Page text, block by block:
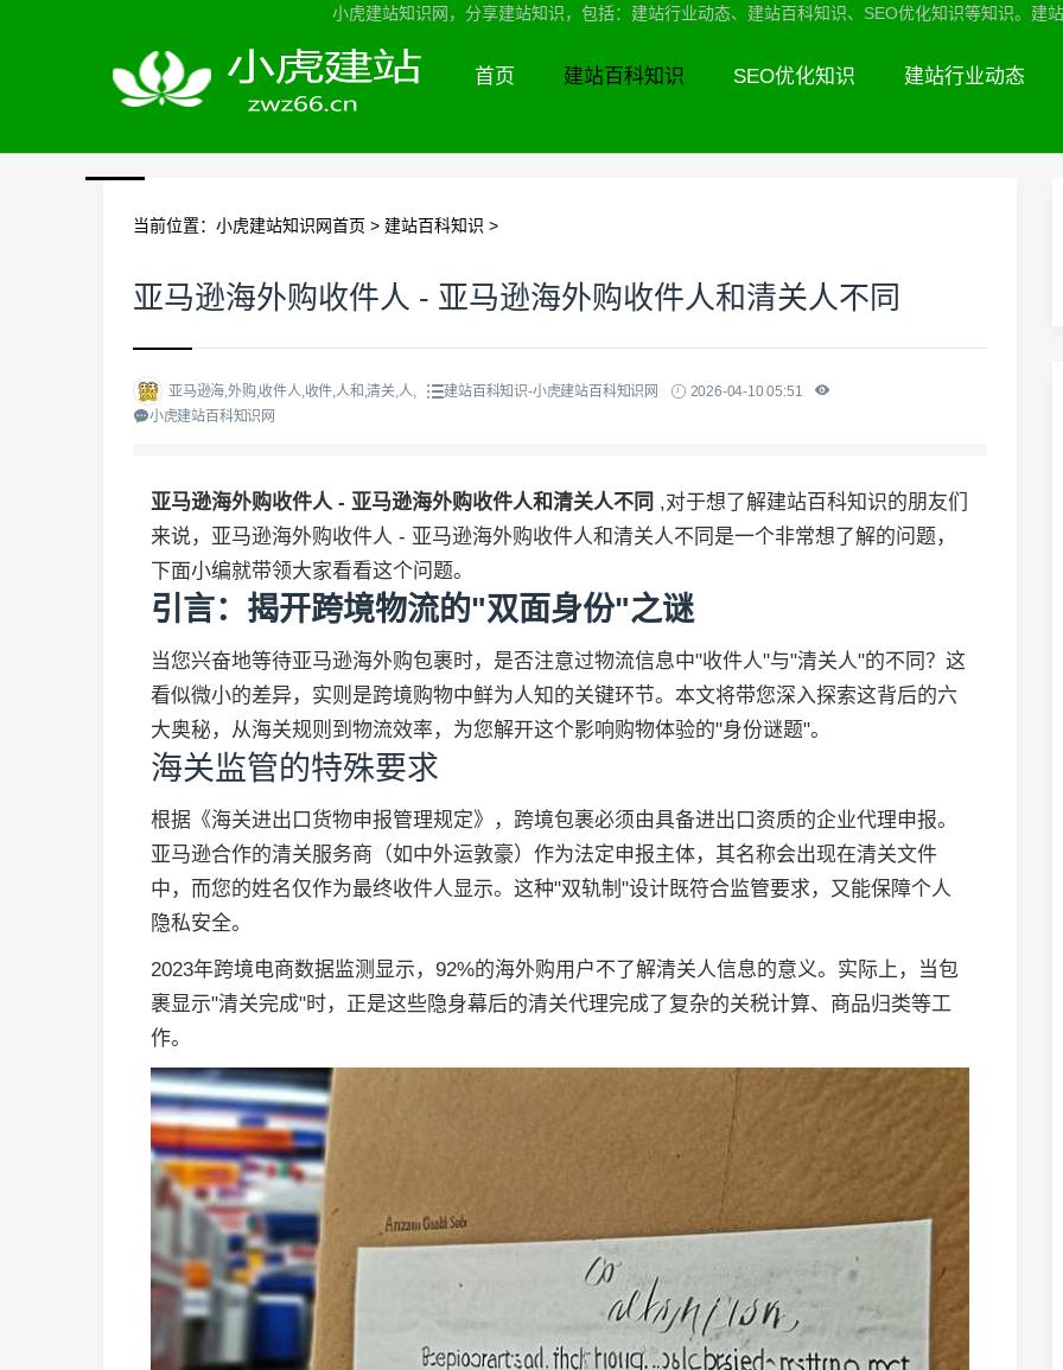
小虎建站知识网，分享建站知识，包括：建站行业动态、建站百科知识、SEO优化知识等知识。建
首页 建站百科知识 SEO优化知识 建站行业动态
当前位置： 小虎建站知识网首页 > 建站百科知识 >
亚马逊海外购收件人 - 亚马逊海外购收件人和清关人不同
亚马逊海,外购,收件人,收件,人和,清关,人, 建站百科知识-小虎建站百科知识网
2026-04-10 05:51
小虎建站百科知识网
亚马逊海外购收件人 - 亚马逊海外购收件人和清关人不同 ,对于想了解建站百科知识的朋友们
来说，亚马逊海外购收件人 - 亚马逊海外购收件人和清关人不同是一个非常想了解的问题，
下面小编就带领大家看看这个问题。
引言：揭开跨境物流的"双面身份"之谜
当您兴奋地等待亚马逊海外购包裹时，是否注意过物流信息中"收件人"与"清关人"的不同？这
看似微小的差异，实则是跨境购物中鲜为人知的关键环节。本文将带您深入探索这背后的六
大奥秘，从海关规则到物流效率，为您解开这个影响购物体验的"身份谜题"。
海关监管的特殊要求
根据《海关进出口货物申报管理规定》，跨境包裹必须由具备进出口资质的企业代理申报。
亚马逊合作的清关服务商（如中外运敦豪）作为法定申报主体，其名称会出现在清关文件
中，而您的姓名仅作为最终收件人显示。这种"双轨制"设计既符合监管要求，又能保障个人
隐私安全。
2023年跨境电商数据监测显示，92%的海外购用户不了解清关人信息的意义。实际上，当包
裹显示"清关完成"时，正是这些隐身幕后的清关代理完成了复杂的关税计算、商品归类等工
作。